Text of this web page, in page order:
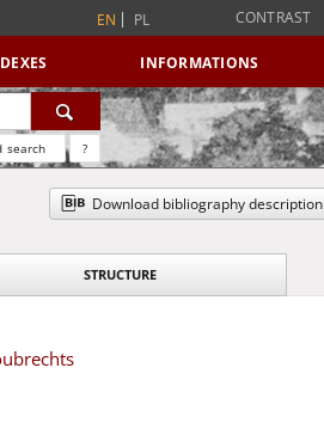
EN PL CONTRAST
INFORMATIONS
search ?
Download bibliography description
STRUCTURE